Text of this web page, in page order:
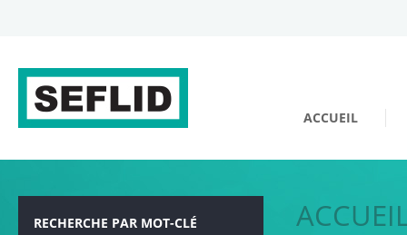
ACCUEIL
RECHERCHE PAR MOT-CLÉ